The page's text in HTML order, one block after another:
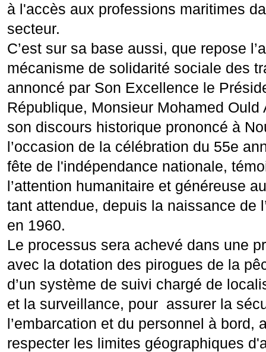
à l'accès aux professions maritimes
secteur.
C’est sur sa base aussi, que repose
mécanisme de solidarité sociale des
annoncé par Son Excellence le
République, Monsieur Mohamed
son discours historique prononcé à
l’occasion de la célébration du 55e
fête de l'indépendance nationale,
l’attention humanitaire et généreuse
tant attendue, depuis la naissance de
en 1960.
Le processus sera achevé dans une
avec la dotation des pirogues de la
d’un système de suivi chargé de
et la surveillance, pour assurer la
l’embarcation et du personnel à bord,
respecter les limites géographiques